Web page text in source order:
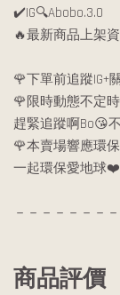
✔️IG🔍Abobo.3.0
🔥最新商品上架
🌹下單前追蹤IG+
🌹限時動態不定
趕緊追蹤啊Bo😘
🌹本賣場響應環
一起環保愛地球❤️
－－－－－－－
商品評價